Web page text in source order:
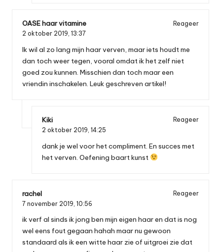
OASE haar vitamine
Reageer
2 oktober 2019, 13:37
Ik wil al zo lang mijn haar verven, maar iets houdt me
dan toch weer tegen, vooral omdat ik het zelf niet
goed zou kunnen. Misschien dan toch maar een
vriendin inschakelen. Leuk geschreven artikel!
Kiki
Reageer
2 oktober 2019, 14:25
dank je wel voor het compliment. En succes met
het verven. Oefening baart kunst
rachel
Reageer
7 november 2019, 10:56
ik verf al sinds ik jong ben mijn eigen haar en dat is nog
wel eens fout gegaan hahah maar nu gewoon
standaard als ik een witte haar zie of uitgroei zie dat